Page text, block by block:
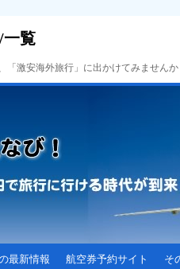
一覧
「激安海外旅行」に出かけてみませんか
最新情報 航空券予約サイト そ